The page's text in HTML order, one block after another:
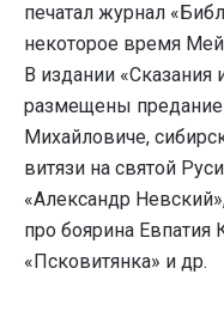
печатал журнал
некоторое время
В издании «Сказания
размещены предание
Михайловиче,
витязи на святой
«Александр
про боярина Евпатия
«Псковитянка» и др.